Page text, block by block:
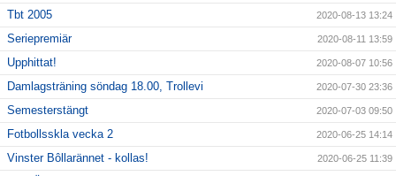
Tbt 2005 2020-08-13 13:24
Seriepremiär 2020-08-11 13:59
Upphittat! 2020-08-07 10:56
Damlagsträning söndag 18.00, Trollevi 2020-07-30 23:36
Semesterstängt 2020-07-03 09:50
Fotbollsskla vecka 2 2020-06-25 14:14
Vinster Bôllarännet - kollas! 2020-06-25 11:39